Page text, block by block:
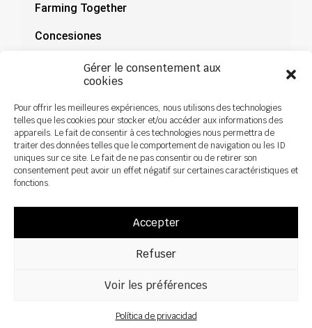
Gérer le consentement aux
cookies
Pour offrir les meilleures expériences, nous utilisons des technologies
telles que les cookies pour stocker et/ou accéder aux informations des
appareils. Le fait de consentir à ces technologies nous permettra de
traiter des données telles que le comportement de navigation ou les ID
uniques sur ce site. Le fait de ne pas consentir ou de retirer son
consentement peut avoir un effet négatif sur certaines caractéristiques et
fonctions.
Accepter
Refuser
Voir les préférences
Política de privacidad
Farming Together
Concesiones
Documentación
Todos los derechos reservados ©2026 Sky Agriculture – Diseño:
Política de privacidad